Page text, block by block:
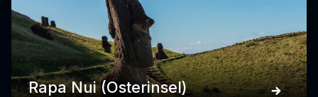
Rapa Nui (Osterinsel)